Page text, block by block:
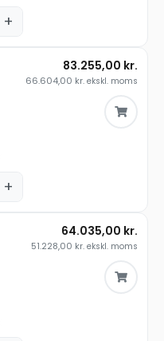
+
+
83.255,00 kr.
66.604,00 kr. ekskl. moms
64.035,00 kr.
51.228,00 kr. ekskl. moms